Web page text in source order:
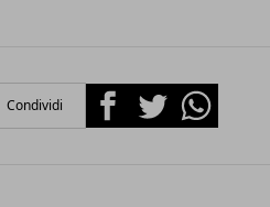
Condividi FacebookTwitterWhatsapp